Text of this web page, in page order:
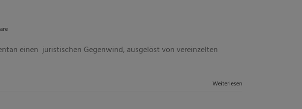
einen juristischen Gegenwind, ausgelöst von vereinzelten
Weiterlesen